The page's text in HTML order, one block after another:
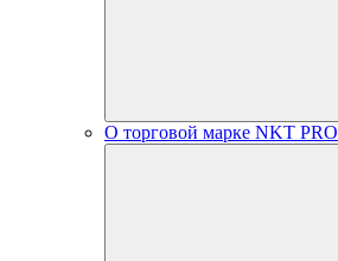
О торговой марке NKT PRO